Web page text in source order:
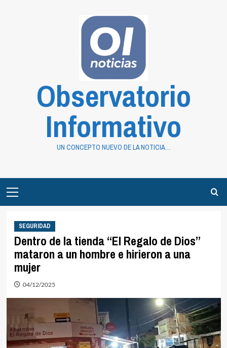
Observatorio
Informativo
UN CONCEPTO NUEVO DE LA NOTICIA…
Menu
SEGURIDAD
Dentro de la tienda “El Regalo de Dios”
mataron a un hombre e hirieron a una
mujer
04/12/2025